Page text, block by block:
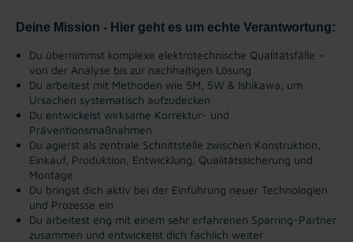
Deine Mission - Hier geht es um echte Verantwortung:
Du übernimmst komplexe elektrotechnische Qualitätsfälle –
von der Analyse bis zur nachhaltigen Lösung
Du arbeitest mit Methoden wie 5M, 5W & Ishikawa, um
Ursachen systematisch aufzudecken
Du entwickelst wirksame Korrektur- und
Präventionsmaßnahmen
Du agierst als zentrale Schnittstelle zwischen Konstruktion,
Einkauf, Produktion, Entwicklung, Qualitätssicherung und
Montage
Du bringst dich aktiv bei der Einführung neuer Technologien
und Prozesse ein
Du arbeitest eng mit einem sehr erfahrenen Sparring-Partner
zusammen und entwickelst dich fachlich weiter